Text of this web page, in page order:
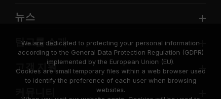
뉴스
팀그룹 소개
고객 지원
We are dedicated to protecting your personal information
according to the General Data Protection Regulation (GDPR)
implemented by the European Union (EU).
Cookies are small temporary files within a web browser used
to identify the preference of each user when browsing
websites.